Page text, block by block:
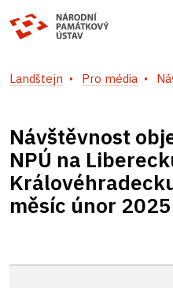
Landštejn Pro média
Návštěvnost
NPÚ na
měsíc únor 2025